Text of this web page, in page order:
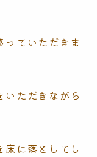
ていただきま
いただきながら
に落としてし